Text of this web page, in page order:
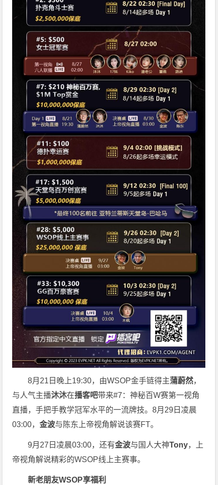
8月21日晚上19:30，由WSOP金手链得主蒲蔚然，
与人气主播沐沐在播客吧带来#7：神秘百W赛第一视角
直播，手把手教学冠军水平的一流牌技。8月29日凌晨
03:00，金波与陈东上帝视角解说该赛FT。
9月27日凌晨03:00，还有金波与国人大神Tony，上
帝视角解说精彩的WSOP线上主赛事。
新老朋友WSOP享福利